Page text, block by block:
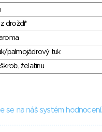
droždí"
palmojádrový tuk
želatinu
se na náš systém hodnocení.